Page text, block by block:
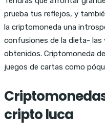
prueba tus reflejos, y
la criptomoneda una
confusiones de la dieta- las
obtenidos. Criptomoneda
juegos de cartas como
cripto luca